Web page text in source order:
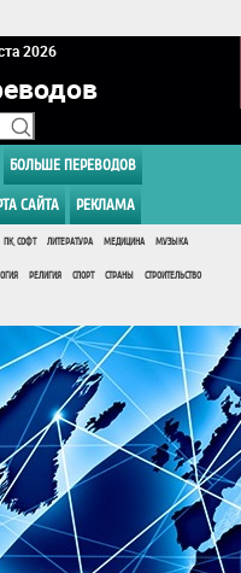
2026
БОЛЬШЕ ПЕРЕВОДОВ
САЙТА РЕКЛАМА
ПК, СОФТ ЛИТЕРАТУРА МЕДИЦИНА МУЗЫКА
РЕЛИГИЯ СПОРТ СТРАНЫ СТРОИТЕЛЬСТВО